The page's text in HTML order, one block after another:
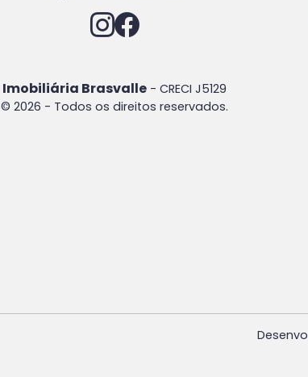
Imobiliária Brasvalle - CRECI J5129
© 2026 - Todos os direitos reservados.